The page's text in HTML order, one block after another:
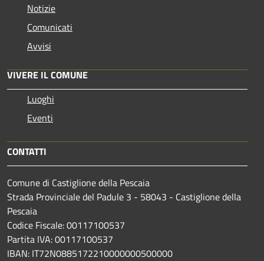
Notizie
Comunicati
Avvisi
VIVERE IL COMUNE
Luoghi
Eventi
CONTATTI
Comune di Castiglione della Pescaia
Strada Provinciale del Padule 3 - 58043 - Castiglione della
Pescaia
Codice Fiscale: 00117100537
Partita IVA: 00117100537
IBAN: IT72N0885172210000000500000